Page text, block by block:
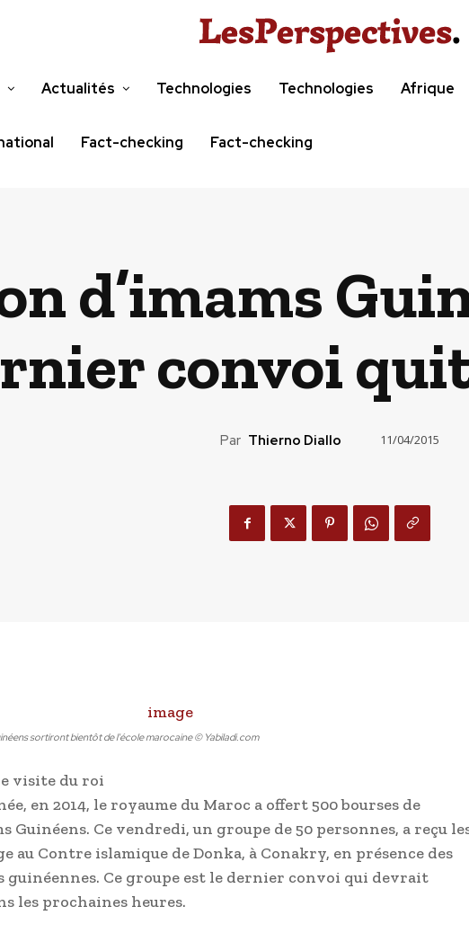
Actualités Technologies Technologies Afrique
Fact-checking Fact-checking
d’imams
convoi
Par Thierno Diallo 11/04/2015
sortiront bientôt de l'école marocaine © Yabiladi.com
visite du roi
en 2014, le royaume du Maroc a offert 500 bourses de
Guinéens. Ce vendredi, un groupe de 50 personnes, a reçu
au Contre islamique de Donka, à Conakry, en présence des
guinéennes. Ce groupe est le dernier convoi qui devrait
les prochaines heures.